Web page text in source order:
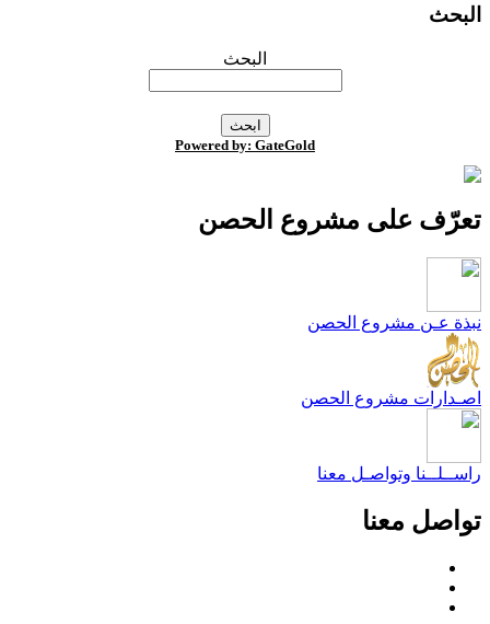
البحث
Powered by: GateGold
على مشروع الحصن
عـن مشروع الحصن
مشروع الحصن
وتواصـل معنا
معنا